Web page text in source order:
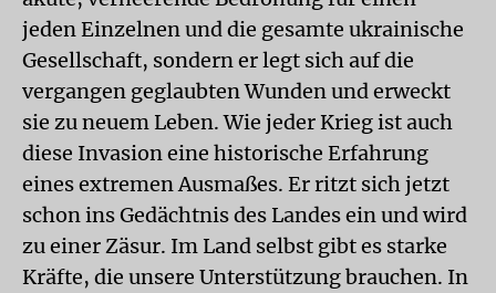
jeden Einzelnen und die gesamte ukrainische
Gesellschaft, sondern er legt sich auf die
vergangen geglaubten Wunden und erweckt
sie zu neuem Leben. Wie jeder Krieg ist auch
diese Invasion eine historische Erfahrung
eines extremen Ausmaßes. Er ritzt sich jetzt
schon ins Gedächtnis des Landes ein und wird
zu einer Zäsur. Im Land selbst gibt es starke
Kräfte, die unsere Unterstützung brauchen. In